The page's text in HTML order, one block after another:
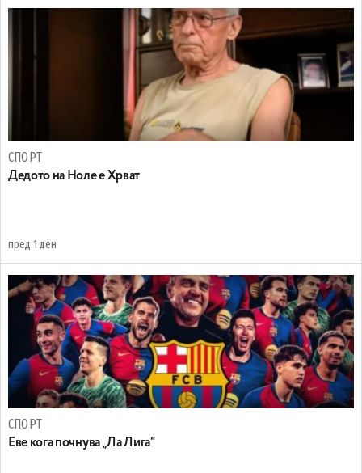
СПОРТ
Дедото на Ноле е Хрват
пред 1 ден
СПОРТ
Еве кога почнува „Ла Лига“